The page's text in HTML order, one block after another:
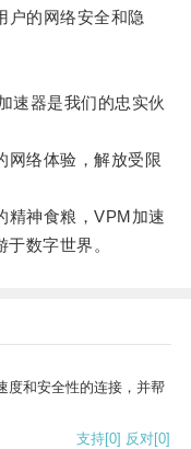
的网络安全和隐
器是我们的忠实伙
络体验，解放受限
神食粮，VPM加速
数字世界。
度和安全性的连接，并帮
支持[0] 反对[0]